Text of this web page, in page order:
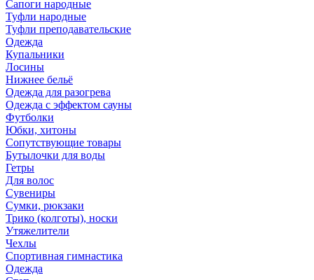
Сапоги народные
Туфли народные
Туфли преподавательские
Одежда
Купальники
Лосины
Нижнее бельё
Одежда для разогрева
Одежда с эффектом сауны
Футболки
Юбки, хитоны
Сопутствующие товары
Бутылочки для воды
Гетры
Для волос
Сувениры
Сумки, рюкзаки
Трико (колготы), носки
Утяжелители
Чехлы
Спортивная гимнастика
Одежда